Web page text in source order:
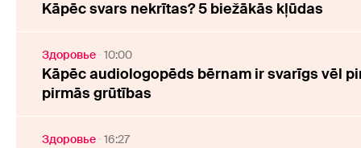
Kāpēc svars nekrītas? 5 biežākās kļūdas
Здоровье 10:00
Kāpēc audiologopēds bērnam ir svarīgs vēl
pirmās grūtības
Здоровье 16:27